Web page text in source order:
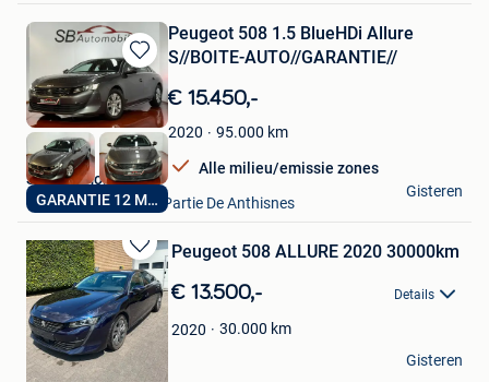
Bewaren
in
Mijn
Favorieten
GARANTIE 12 MOIS
Peugeot 508 1.5 BlueHDi Allure
S//BOITE-AUTO//GARANTIE//
€ 15.450,-
2020 95.000 km
Alle milieu/emissie zones
SB Automobile Srl
Comblain-Au-Pont+ Partie De Anthisnes
Gisteren
Bewaren
in
Mijn
Favorieten
Peugeot 508 ALLURE 2020 30000km
€ 13.500,- Details
2020 30.000 km
ARM AP
Sint-Niklaas
Gisteren